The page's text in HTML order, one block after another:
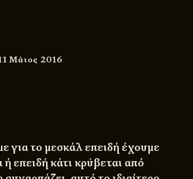
Μάιος 2016
για το μεσκάλ επειδή έχουμε
επειδή κάτι κρύβεται από